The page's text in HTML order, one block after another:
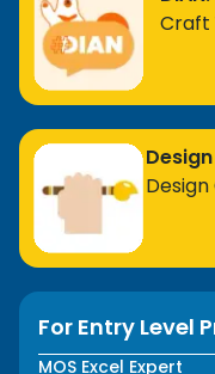
Craft
For Entry Level
MOS Excel Expert